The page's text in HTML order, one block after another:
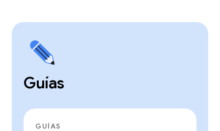
Guías
GUÍAS